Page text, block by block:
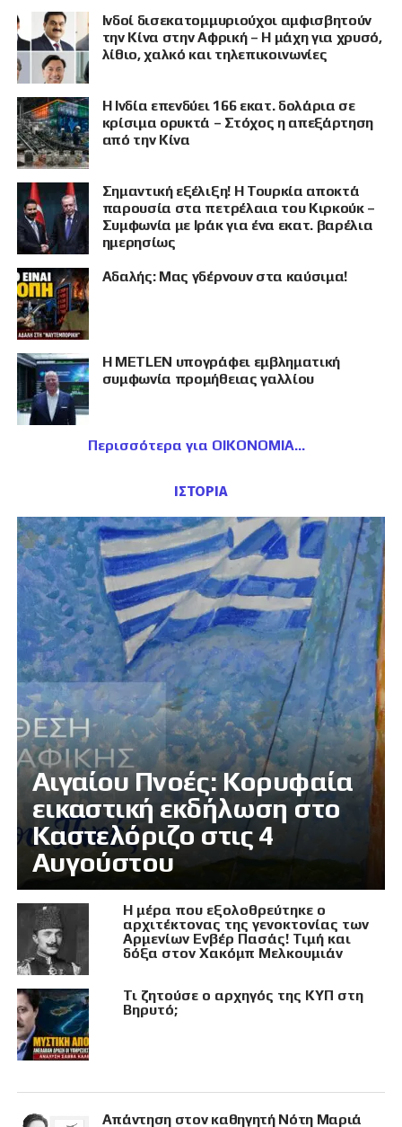
Ινδοί δισεκατομμυριούχοι αμφισβητούν
την Κίνα στην Αφρική – Η μάχη για χρυσό,
λίθιο, χαλκό και τηλεπικοινωνίες
Η Ινδία επενδύει 166 εκατ. δολάρια σε
κρίσιμα ορυκτά – Στόχος η απεξάρτηση
από την Κίνα
Σημαντική εξέλιξη! Η Τουρκία αποκτά
παρουσία στα πετρέλαια του Κιρκούκ –
Συμφωνία με Ιράκ για ένα εκατ. βαρέλια
ημερησίως
Αδαλής: Μας γδέρνουν στα καύσιμα!
Η METLEN υπογράφει εμβληματική
συμφωνία προμήθειας γαλλίου
Περισσότερα για ΟΙΚΟΝΟΜΙΑ
ΙΣΤΟΡΙΑ
Αιγαίου Πνοές: Κορυφαία
εικαστική εκδήλωση στο
Καστελόριζο στις 4
Αυγούστου
Η μέρα που εξολοθρεύτηκε ο
αρχιτέκτονας της γενοκτονίας των
Αρμενίων Ενβέρ Πασάς! Τιμή και
δόξα στον Χακόμπ Μελκουμιάν
Τι ζητούσε ο αρχηγός της ΚΥΠ στη
Βηρυτό;
Απάντηση στον καθηγητή Νότη Μαριά